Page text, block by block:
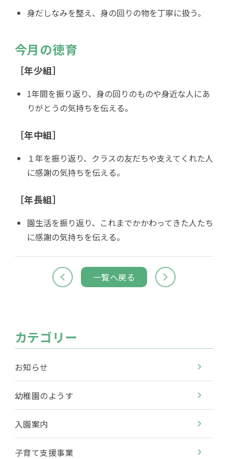
身だしなみを整え、身の回りの物を丁寧に扱う。
今月の徳育
［年少組］
1年間を振り返り、身の回りのものや身近な人にあ
りがとうの気持ちを伝える。
［年中組］
１年を振り返り、クラスの友だちや支えてくれた人
に感謝の気持ちを伝える。
［年長組］
園生活を振り返り、これまでかかわってきた人たち
に感謝の気持ちを伝える。
一覧へ戻る
カテゴリー
お知らせ
幼稚園のようす
入園案内
子育て支援事業